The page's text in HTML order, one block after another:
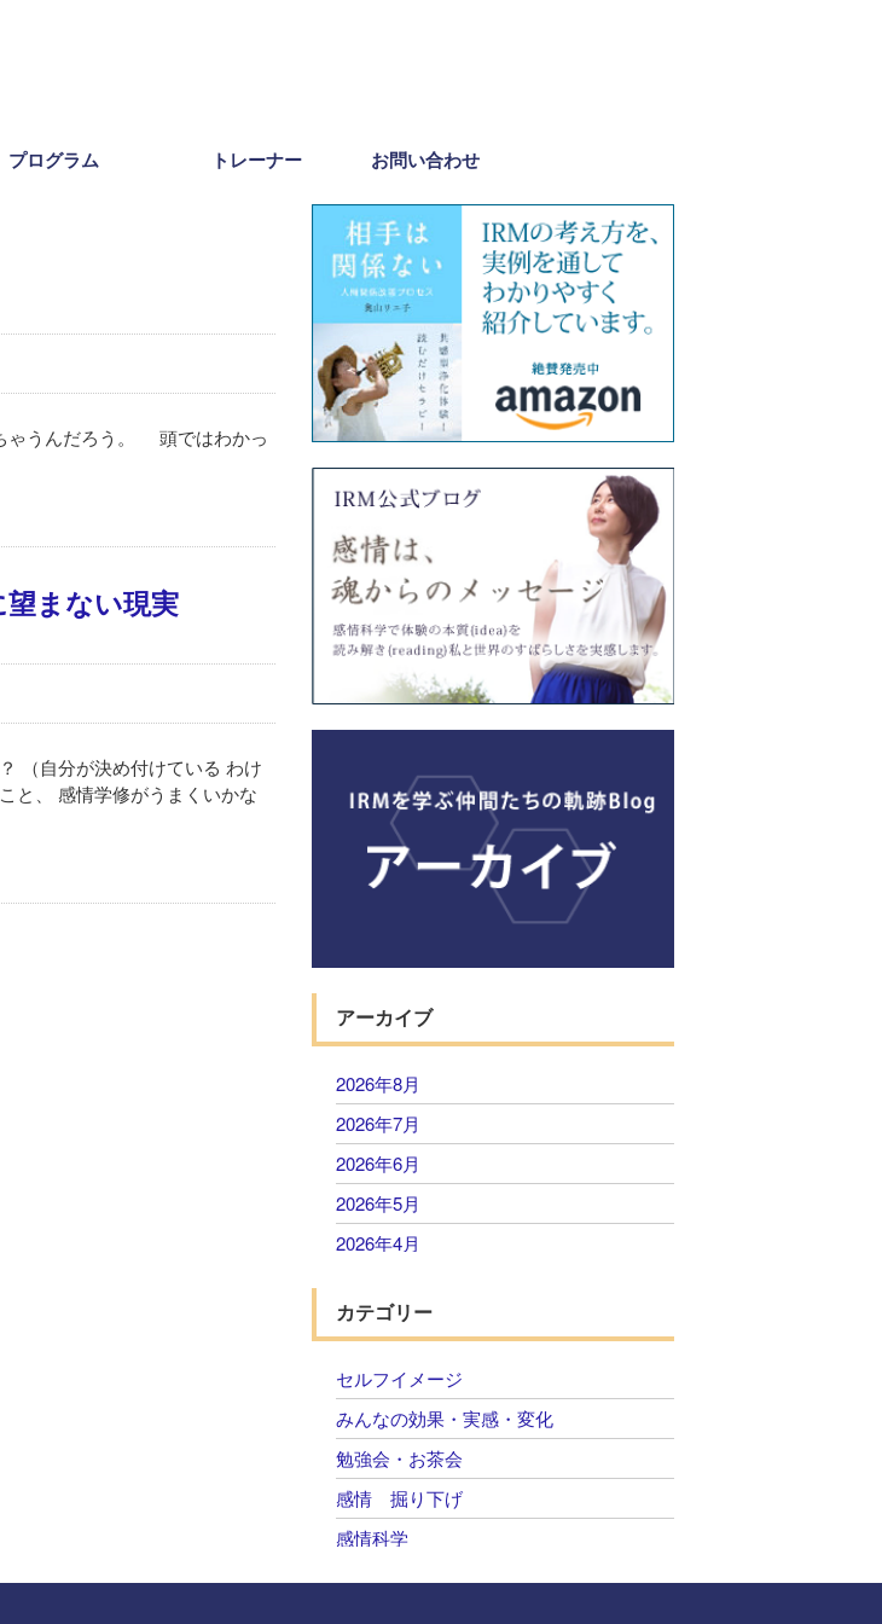
プログラム トレーナー お問い合わせ
ゃうんだろう。 頭ではわかっ
まない現実
（自分が決め付けている わけ
と、 感情学修がうまくいかな
アーカイブ
2026年8月
2026年7月
2026年6月
2026年5月
2026年4月
2026年2月
2025年12月
2025年11月
2025年10月
2025年9月
カテゴリー
セルフイメージ
みんなの効果・実感・変化
勉強会・お茶会
感情 掘り下げ
感情科学
自己肯定感 感情のコントロール